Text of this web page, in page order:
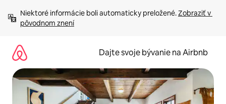
obsah.
Niektoré informácie boli automaticky preložené. Zobraziť v
pôvodnom znení
Dajte svoje bývanie na Airbnb